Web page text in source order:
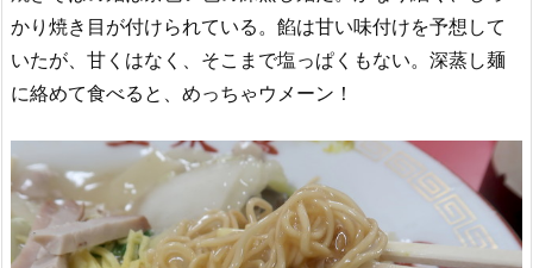
かり焼き目が付けられている。餡は甘い味付けを予想して
いたが、甘くはなく、そこまで塩っぱくもない。深蒸し麺
に絡めて食べると、めっちゃウメーン！